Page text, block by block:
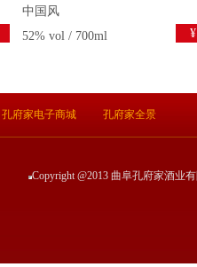
中国风
52% vol / 700ml
孔府家电子商城 孔府家全景
Copyright @2013 曲阜孔府家酒业